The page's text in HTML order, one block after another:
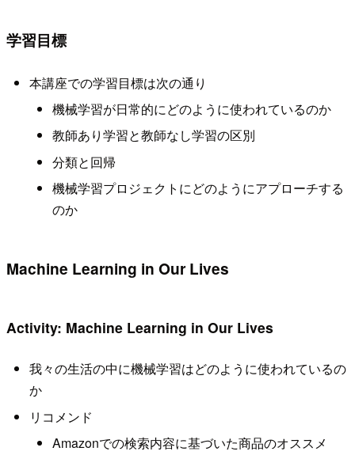
学習目標
本講座での学習目標は次の通り
機械学習が日常的にどのように使われているのか
教師あり学習と教師なし学習の区別
分類と回帰
機械学習プロジェクトにどのようにアプローチする
のか
Machine Learning in Our Lives
Activity: Machine Learning in Our Lives
我々の生活の中に機械学習はどのように使われているの
か
リコメンド
Amazonでの検索内容に基づいた商品のオススメ